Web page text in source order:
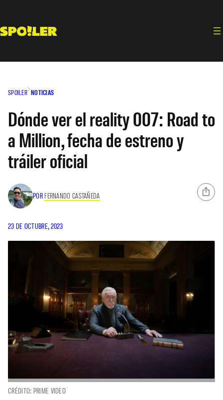
contenido
SPOILER NOTICIAS
Dónde ver el reality 007: Road to
a Million, fecha de estreno y
tráiler oficial
POR FERNANDO CASTAÑEDA
23 DE OCTUBRE, 2023
CRÉDITO: PRIME VIDEO